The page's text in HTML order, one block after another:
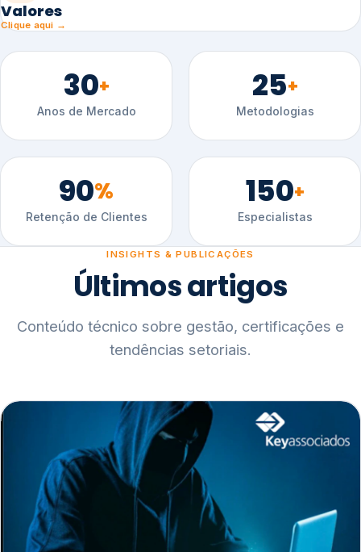
Valores
Clique aqui →
30+
Anos de Mercado
25+
Metodologias
90%
Retenção de Clientes
150+
Especialistas
INSIGHTS & PUBLICAÇÕES
Últimos artigos
Conteúdo técnico sobre gestão, certificações e
tendências setoriais.